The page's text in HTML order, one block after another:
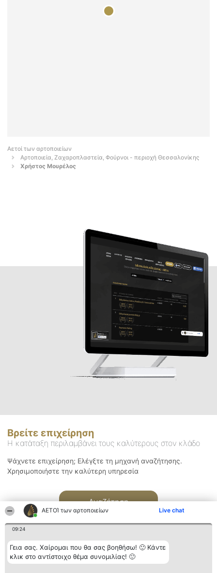
ΑΕΤΟΊ των αρτοποιείων Live chat
09:24
Γεια σας. Χαίρομαι που θα σας βοηθήσω! 🙂 Κάντε
κλικ στο αντίστοιχο θέμα συνομιλίας! 🙂
Αετοί των αρτοποιείων
Αρτοποιεία, Ζαχαροπλαστεία, Φούρνοι - περιοχή Θεσσαλονίκης
Χρήστος Μουρέλος
Βρείτε επιχείρηση
Η κατάταξη περιλαμβάνει τους καλύτερους στον κλάδο
Ψάχνετε επιχείρηση; Ελέγξτε τη μηχανή αναζήτησης.
Χρησιμοποιήστε την καλύτερη υπηρεσία
Αναζήτηση